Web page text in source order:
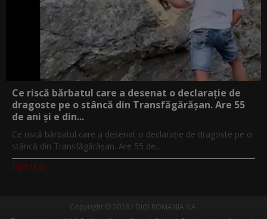
Ce riscă bărbatul care a desenat o declarație de
dragoste pe o stâncă din Transfăgărășan. Are 55
de ani și e din...
Ce riscă bărbatul care a desenat o declarație de dragoste pe o
stâncă din Transfăgărășan. Are 55 de...
DigiFM.ro
Copyright © 2026 / DIGI ROMANIA S.A.